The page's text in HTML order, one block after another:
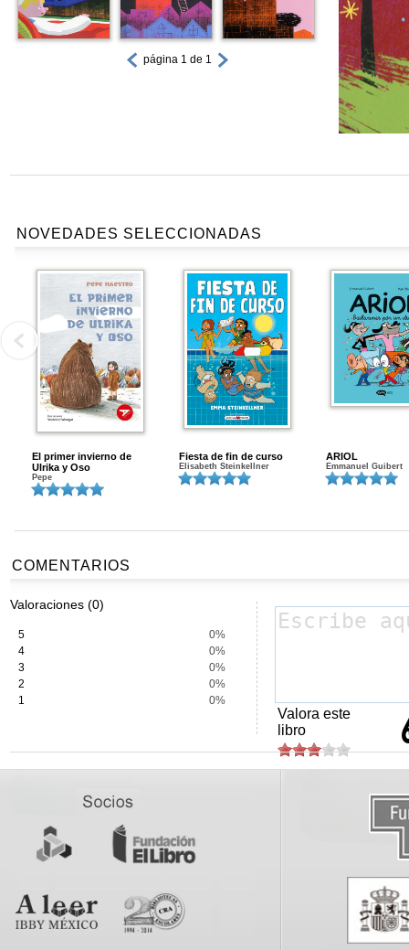
página 1 de 1
NOVEDADES SELECCIONADAS
El primer invierno de
Ulrika y Oso
Pepe
Fiesta de fin de curso
Elisabeth Steinkellner
ARIOL
Emmanuel Guibert
COMENTARIOS
Valoraciones (0)
5
0%
4
0%
3
0%
2
0%
1
0%
Valora este
libro